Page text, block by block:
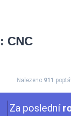
CNC
Nalezeno 911
Za poslední